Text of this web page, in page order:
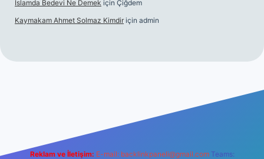
Islamda Bedevi Ne Demek için Çiğdem
Kaymakam Ahmet Solmaz Kimdir için admin
Reklam ve İletişim: E-mail: backlinkpaneli@gmail.com Teams: